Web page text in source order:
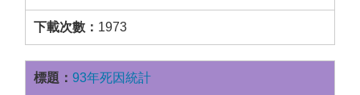
1973
93年死因統計